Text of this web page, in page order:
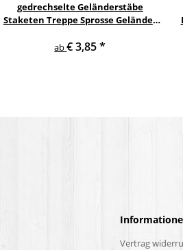
gedrechselte Geländerstäbe
Staketen Treppe Sprosse Geländer
ab€ 3,85*
Vertrag